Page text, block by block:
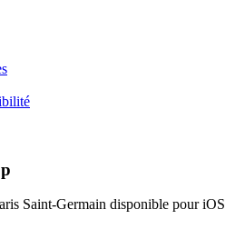
Saint-Germain disponible pour iOS